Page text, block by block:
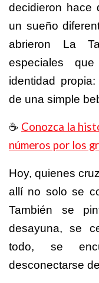
decidieron hace
un sueño
abrieron La
especiales
identidad
de una simple
☕ Conozca la
números por los
Hoy, quienes
allí no solo se
También se
desayuna, se
todo, se
desconectarse